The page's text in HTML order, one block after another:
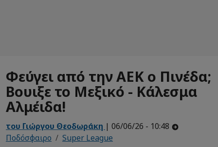
Φεύγει από την ΑΕΚ ο Πινέδα;
Βουιξε το Μεξικό - Κάλεσμα
Αλμέιδα!
του Γιώργου Θεοδωράκη | 06/06/26 - 10:48
Ποδόσφαιρο
Super League